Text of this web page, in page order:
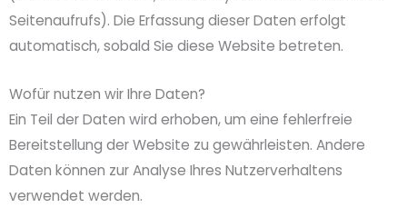
Seitenaufrufs). Die Erfassung dieser Daten erfolgt
automatisch, sobald Sie diese Website betreten.
Wofür nutzen wir Ihre Daten?
Ein Teil der Daten wird erhoben, um eine fehlerfreie
Bereitstellung der Website zu gewährleisten. Andere
Daten können zur Analyse Ihres Nutzerverhaltens
verwendet werden.